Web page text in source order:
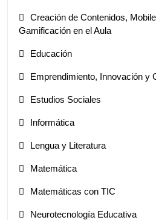
Creación de Contenidos,
Gamificación en el Aula
Educación
Emprendimiento, Innovación y
Estudios Sociales
Informática
Lengua y Literatura
Matemática
Matemáticas con TIC
Neurotecnología Educativa